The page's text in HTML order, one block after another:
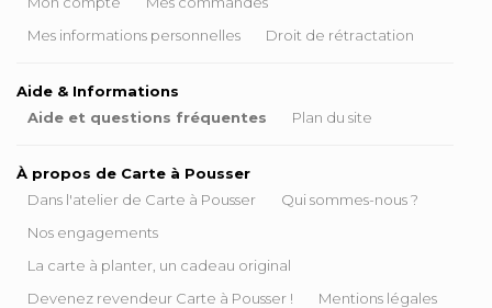
Mes informations personnelles
Droit de rétractation
Aide & Informations
Aide et questions fréquentes
Plan du site
À propos de Carte à Pousser
Dans l'atelier de Carte à Pousser
Qui sommes-nous ?
Nos engagements
La carte à planter, un cadeau original
Devenez revendeur Carte à Pousser !
Mentions légales